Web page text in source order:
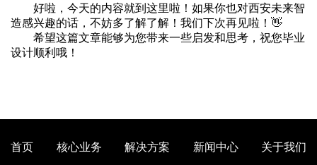
好啦，今天的内容就到这里啦！如果你也对西安未来智
造感兴趣的话，不妨多了解了解！我们下次再见啦！👋
希望这篇文章能够为您带来一些启发和思考，祝您毕业
设计顺利哦！
首页 核心业务 解决方案 新闻中心 关于我们